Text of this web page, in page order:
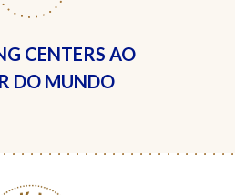
CENTERS AO
DO MUNDO